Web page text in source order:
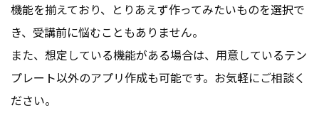
機能を揃えており、とりあえず作ってみたいものを選択で
き、受講前に悩むこともありません。
また、想定している機能がある場合は、用意しているテン
プレート以外のアプリ作成も可能です。お気軽にご相談く
ださい。